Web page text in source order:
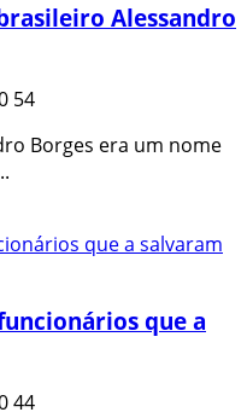
Alessandro
54
Borges era um nome
que a
44